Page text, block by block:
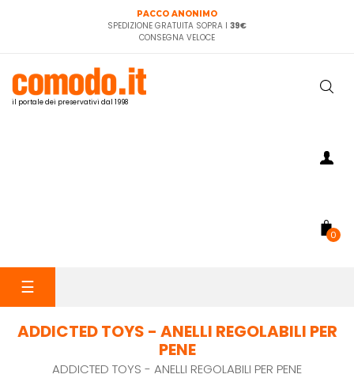
PACCO ANONIMO
SPEDIZIONE GRATUITA SOPRA I 39€
CONSEGNA VELOCE
il portale dei preservativi dal 1998
0
navigazione
☰
ADDICTED TOYS - ANELLI REGOLABILI PER
PENE
ADDICTED TOYS - ANELLI REGOLABILI PER PENE